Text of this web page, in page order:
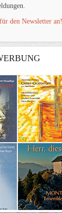
den Newsletter an!